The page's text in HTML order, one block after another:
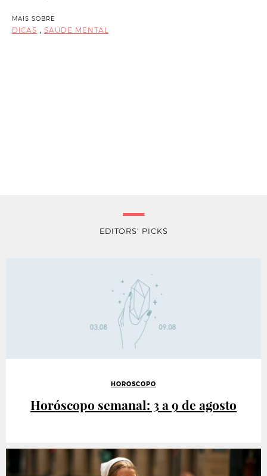
MAIS SOBRE
DICAS , SAÚDE MENTAL
EDITORS' PICKS
HORÓSCOPO
Horóscopo semanal: 3 a 9 de agosto